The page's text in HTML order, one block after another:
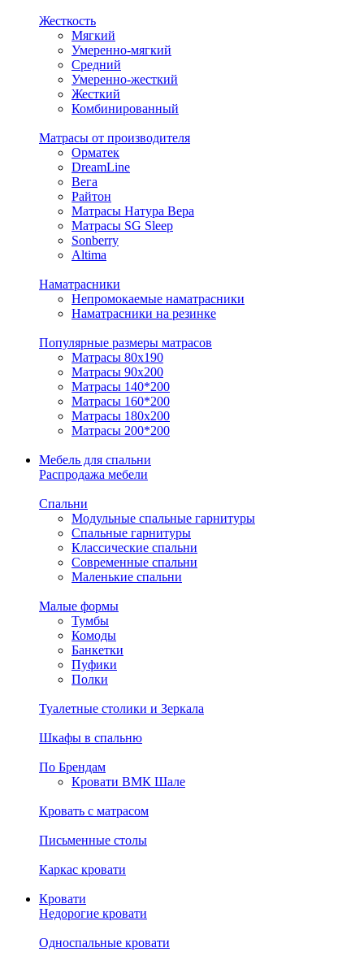
Жесткость
Мягкий
Умеренно-мягкий
Средний
Умеренно-жесткий
Жесткий
Комбинированный
Матрасы от производителя
Орматек
DreamLine
Вега
Райтон
Матрасы Натура Вера
Матрасы SG Sleep
Sonberry
Altima
Наматрасники
Непромокаемые наматрасники
Наматрасники на резинке
Популярные размеры матрасов
Матрасы 80x190
Матрасы 90x200
Матрасы 140*200
Матрасы 160*200
Матрасы 180x200
Матрасы 200*200
Мебель для спальни
Распродажа мебели
Спальни
Модульные спальные гарнитуры
Спальные гарнитуры
Классические спальни
Современные спальни
Маленькие спальни
Малые формы
Тумбы
Комоды
Банкетки
Пуфики
Полки
Туалетные столики и Зеркала
Шкафы в спальню
По Брендам
Кровати ВМК Шале
Кровать с матрасом
Письменные столы
Каркас кровати
Кровати
Недорогие кровати
Односпальные кровати